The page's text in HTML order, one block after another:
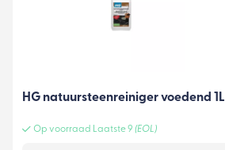
HG natuursteenreiniger voedend 1L
Op voorraad Laatste 9 (EOL)